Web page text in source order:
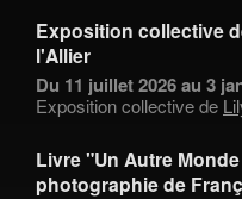
Exposition collective
l'Allier
Du 11 juillet 2026 au 3
Exposition collective de
Livre "Un Autre
photographie de